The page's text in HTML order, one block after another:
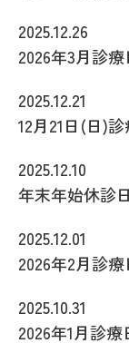
2025.12.26
2026年3月診
2025.12.21
12月21日(日)
2025.12.10
年末年始休診
2025.12.01
2026年2月診
2025.10.31
2026年1月診